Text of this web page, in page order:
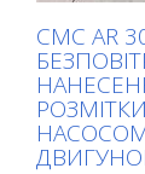
CMC AR